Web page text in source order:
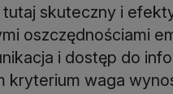
skuteczny i
oszczędnościami
i dostęp do
kryterium waga